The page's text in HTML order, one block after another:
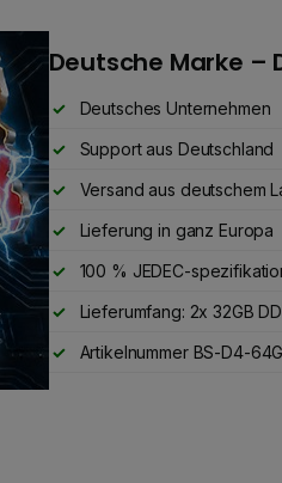
Deutsche Marke –
Deutsches Unternehmen
Support aus Deutschland
Versand aus deutschem
Lieferung in ganz Europa
100 % JEDEC-
Lieferumfang: 2x 32GB
Artikelnummer BS-D4-